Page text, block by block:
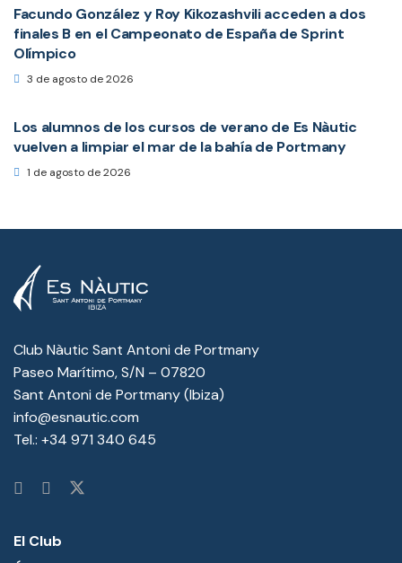
Facundo González y Roy Kikozashvili acceden a dos
finales B en el Campeonato de España de Sprint
Olímpico
3 de agosto de 2026
Los alumnos de los cursos de verano de Es Nàutic
vuelven a limpiar el mar de la bahía de Portmany
1 de agosto de 2026
Club Nàutic Sant Antoni de Portmany
Paseo Marítimo, S/N – 07820
Sant Antoni de Portmany (Ibiza)
info@esnautic.com
Tel.: +34 971 340 645
El Club